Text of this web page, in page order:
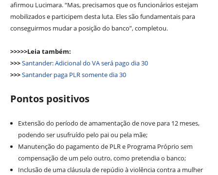
afirmou Lucimara. “Mas, precisamos que os funcionários estejam
mobilizados e participem desta luta. Eles são fundamentais para
conseguirmos mudar a posição do banco”, completou.
>>>>>Leia também:
>>>Santander: Adicional do VA será pago dia 30
>>>Santander paga PLR somente dia 30
Pontos positivos
Extensão do período de amamentação de nove para 12 meses,
podendo ser usufruído pelo pai ou pela mãe;
Manutenção do pagamento de PLR e Programa Próprio sem
compensação de um pelo outro, como pretendia o banco;
Inclusão de uma cláusula de repúdio à violência contra a mulher